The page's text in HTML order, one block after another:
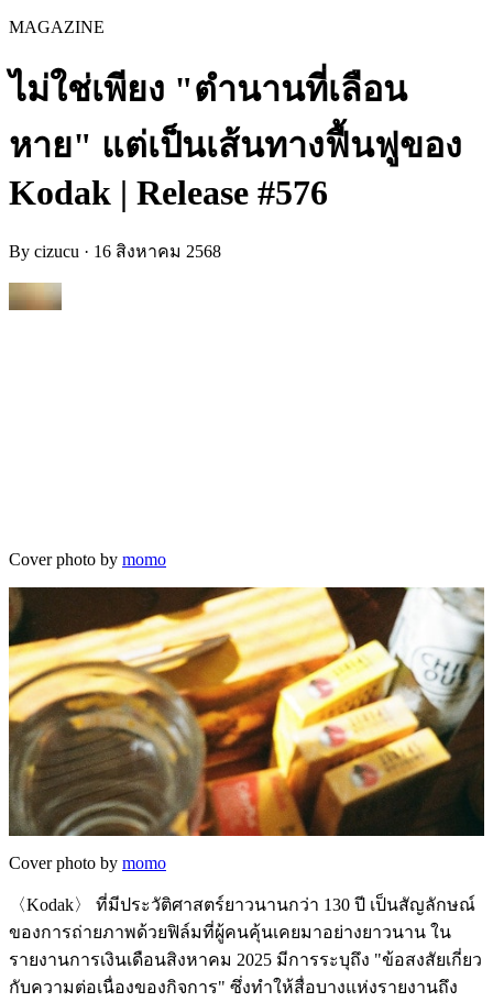
MAGAZINE
ไม่ใช่เพียง "ตำนานที่เลือน
หาย" แต่เป็นเส้นทางฟื้นฟูของ
Kodak | Release #576
By cizucu · 16 สิงหาคม 2568
Cover photo by momo
Cover photo by momo
〈Kodak〉 ที่มีประวัติศาสตร์ยาวนานกว่า 130 ปี เป็นสัญลักษณ์
ของการถ่ายภาพด้วยฟิล์มที่ผู้คนคุ้นเคยมาอย่างยาวนาน ใน
รายงานการเงินเดือนสิงหาคม 2025 มีการระบุถึง "ข้อสงสัยเกี่ยว
กับความต่อเนื่องของกิจการ" ซึ่งทำให้สื่อบางแห่งรายงานถึง